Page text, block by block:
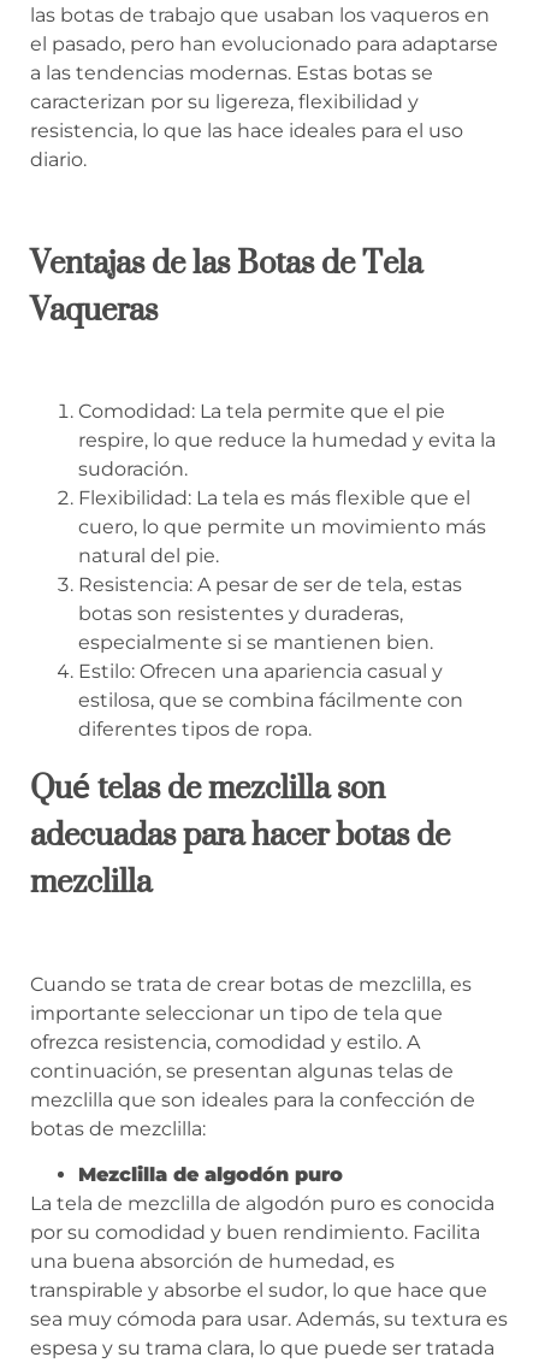
las botas de trabajo que usaban los vaqueros en
el pasado, pero han evolucionado para adaptarse
a las tendencias modernas. Estas botas se
caracterizan por su ligereza, flexibilidad y
resistencia, lo que las hace ideales para el uso
diario.
Ventajas de las Botas de Tela
Vaqueras
Comodidad: La tela permite que el pie
respire, lo que reduce la humedad y evita la
sudoración.
Flexibilidad: La tela es más flexible que el
cuero, lo que permite un movimiento más
natural del pie.
Resistencia: A pesar de ser de tela, estas
botas son resistentes y duraderas,
especialmente si se mantienen bien.
Estilo: Ofrecen una apariencia casual y
estilosa, que se combina fácilmente con
diferentes tipos de ropa.
Qué telas de mezclilla son
adecuadas para hacer botas de
mezclilla
Cuando se trata de crear botas de mezclilla, es
importante seleccionar un tipo de tela que
ofrezca resistencia, comodidad y estilo. A
continuación, se presentan algunas telas de
mezclilla que son ideales para la confección de
botas de mezclilla:
Mezclilla de algodón puro
La tela de mezclilla de algodón puro es conocida
por su comodidad y buen rendimiento. Facilita
una buena absorción de humedad, es
transpirable y absorbe el sudor, lo que hace que
sea muy cómoda para usar. Además, su textura es
espesa y su trama clara, lo que puede ser tratada